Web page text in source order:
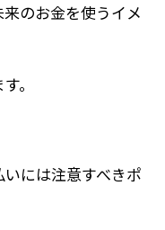
のお金を使うイメ
。
には注意すべきポ